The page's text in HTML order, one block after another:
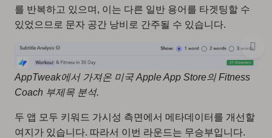
를 반복하고 있으며, 이는 다른 일반 용어를 타겟팅할 수
있었으므로 문자 공간 낭비로 간주될 수 있습니다.
AppTweak에서 가져온 미국 Apple App Store의 Fitness
Coach 부제목 분석.
두 앱 모두 키워드 가시성 측면에서 메타데이터를 개선할
여지가 있습니다. 따라서 이번 라운드는 무승부입니다.